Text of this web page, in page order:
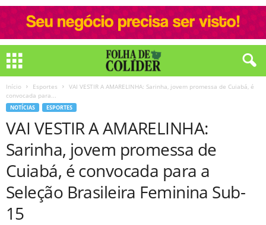
Início Esportes
VAI VESTIR A AMARELINHA: Sarinha, jovem promessa de Cuiabá, é
convocada para...
NOTÍCIAS ESPORTES
VAI VESTIR A AMARELINHA:
Sarinha, jovem promessa de
Cuiabá, é convocada para a
Seleção Brasileira Feminina Sub-
15